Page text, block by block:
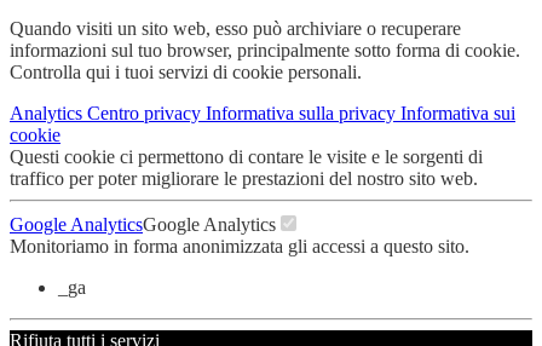
Quando visiti un sito web, esso può archiviare o recuperare
informazioni sul tuo browser, principalmente sotto forma di cookie.
Controlla qui i tuoi servizi di cookie personali.
Analytics Centro privacy Informativa sulla privacy Informativa sui
cookie
Questi cookie ci permettono di contare le visite e le sorgenti di
traffico per poter migliorare le prestazioni del nostro sito web.
Google AnalyticsGoogle Analytics
Monitoriamo in forma anonimizzata gli accessi a questo sito.
_ga
Rifiuta tutti i servizi